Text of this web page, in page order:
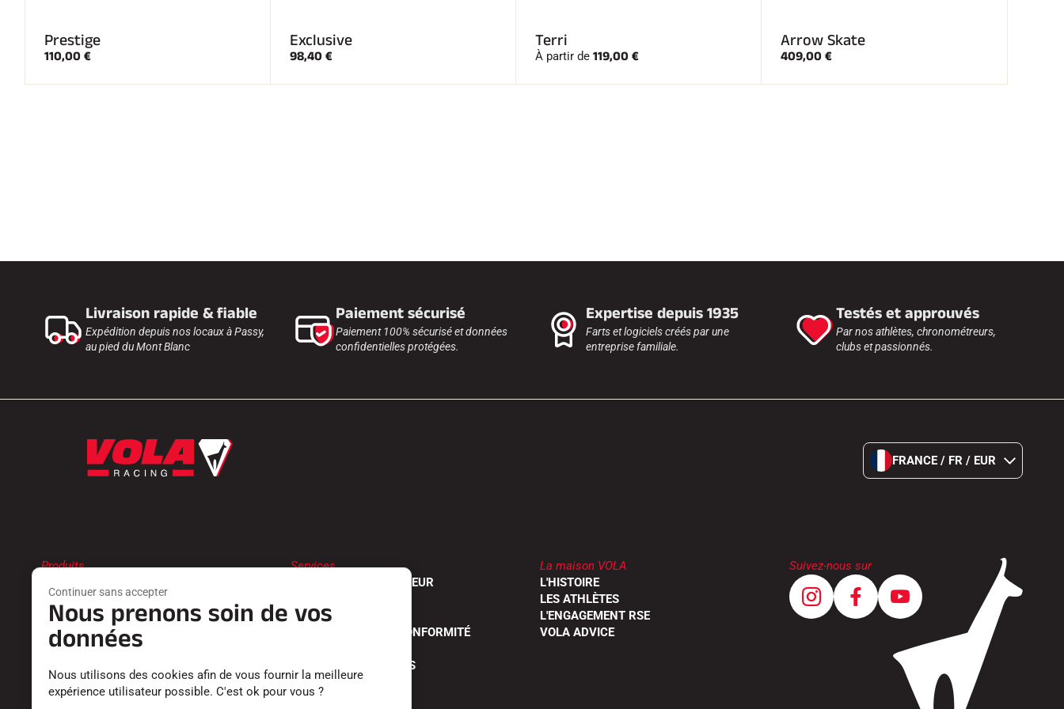
Prestige
110,00 €
Exclusive
98,40 €
Terri
À partir de 119,00 €
Arrow Skate
409,00 €
Livraison rapide & fiable
Expédition depuis nos locaux à Passy,
au pied du Mont Blanc
Paiement sécurisé
Paiement 100% sécurisé et données
confidentielles protégées.
Expertise depuis 1935
Farts et logiciels créés par une
entreprise familiale.
Testés et approuvés
Par nos athlètes, chronométreurs,
clubs et passionnés.
FRANCE / FR / EUR
Produits
ACCESSOIRES
EQUIPEMENTS
TEXTILE
CHRONOMÉTRAGE
Services
TROUVER UN REVENDEUR
LES CATALOGUES
DÉCLARATIONS DE CONFORMITÉ
FOIRE AUX QUESTIONS
La maison VOLA
L'HISTOIRE
LES ATHLÈTES
L'ENGAGEMENT RSE
VOLA ADVICE
Suivez-nous sur
Continuer sans accepter
Nous prenons soin de vos
données
Nous utilisons des cookies afin de vous fournir la meilleure
expérience utilisateur possible. C'est ok pour vous ?